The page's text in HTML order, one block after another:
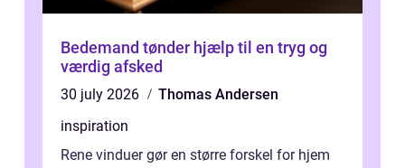
Bedemand tønder hjælp til en tryg og
værdig afsked
30 july 2026
Thomas Andersen
inspiration
Rene vinduer gør en større forskel for hjem